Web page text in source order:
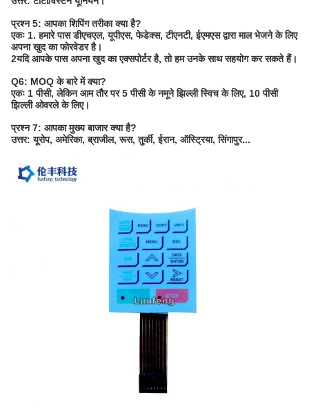
प्रश्न 5: आपका शिपिंग तरीका क्या है?
एकः 1. हमारे पास डीएचएल, यूपीएस, फेडेक्स, टीएनटी, ईएमएस द्वारा माल भेजने के लिए
अपना खुद का फोरवेडर है।
2यदि आपके पास अपना खुद का एक्सपोर्टर है, तो हम उनके साथ सहयोग कर सकते हैं।
Q6: MOQ के बारे में क्या?
एकः 1 पीसी, लेकिन आम तौर पर 5 पीसी के नमूने झिल्ली स्विच के लिए, 10 पीसी
झिल्ली ओवरले के लिए।
प्रश्न 7: आपका मुख्य बाजार क्या है?
उत्तर: यूरोप, अमेरिका, ब्राजील, रूस, तुर्की, ईरान, ऑस्ट्रिया, सिंगापुर...